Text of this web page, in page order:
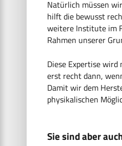
Natürlich müssen
hilft die bewusst
weitere Institute im
Rahmen unserer
Diese Expertise
erst recht dann,
Damit wir dem
physikalischen
Sie sind aber